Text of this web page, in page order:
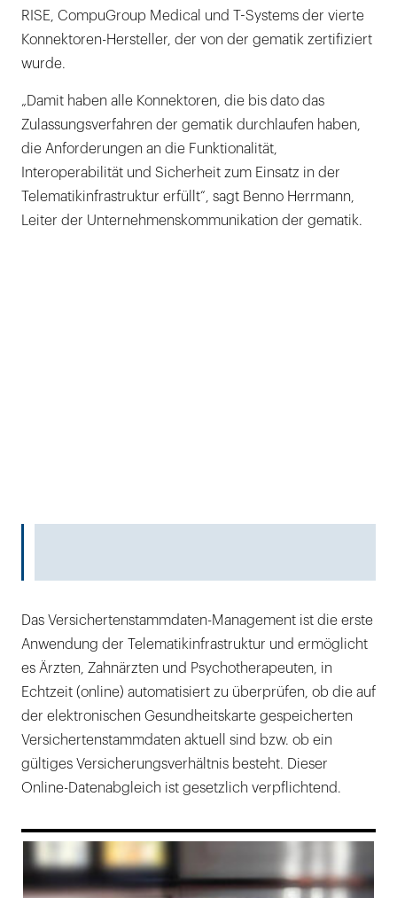
RISE, CompuGroup Medical und T-Systems der vierte
Konnektoren-Hersteller, der von der gematik zertifiziert
wurde.
„Damit haben alle Konnektoren, die bis dato das
Zulassungsverfahren der gematik durchlaufen haben,
die Anforderungen an die Funktionalität,
Interoperabilität und Sicherheit zum Einsatz in der
Telematikinfrastruktur erfüllt“, sagt Benno Herrmann,
Leiter der Unternehmenskommunikation der gematik.
Das Versichertenstammdaten-Management ist die erste
Anwendung der Telematikinfrastruktur und ermöglicht
es Ärzten, Zahnärzten und Psychotherapeuten, in
Echtzeit (online) automatisiert zu überprüfen, ob die auf
der elektronischen Gesundheitskarte gespeicherten
Versichertenstammdaten aktuell sind bzw. ob ein
gültiges Versicherungsverhältnis besteht. Dieser
Online-Datenabgleich ist gesetzlich verpflichtend.